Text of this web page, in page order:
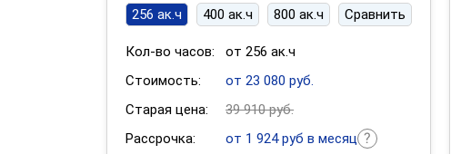
256 ак.ч 400 ак.ч 800 ак.ч Сравнить
Кол-во часов:
от 256 ак.ч
Стоимость:
от 23 080 руб.
Старая цена:
39 910 руб.
Рассрочка:
от 1 924 руб в месяц